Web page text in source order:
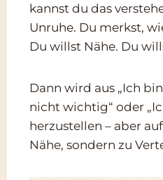
kannst du das
Unruhe. Du merkst,
Du willst Nähe. Du
Dann wird aus „Ich
nicht wichtig“ oder
herzustellen – aber
Nähe, sondern zu